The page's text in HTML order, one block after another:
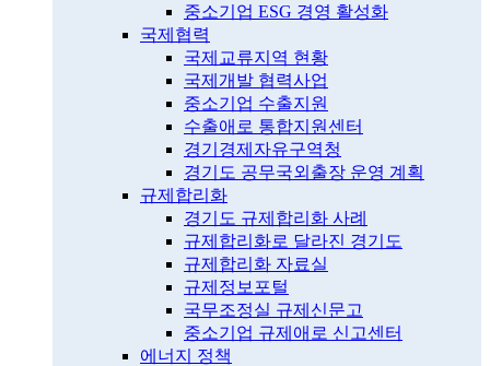
중소기업 ESG 경영 활성화
국제협력
국제교류지역 현황
국제개발 협력사업
중소기업 수출지원
수출애로 통합지원센터
경기경제자유구역청
경기도 공무국외출장 운영 계획
규제합리화
경기도 규제합리화 사례
규제합리화로 달라진 경기도
규제합리화 자료실
규제정보포털
국무조정실 규제신문고
중소기업 규제애로 신고센터
에너지 정책